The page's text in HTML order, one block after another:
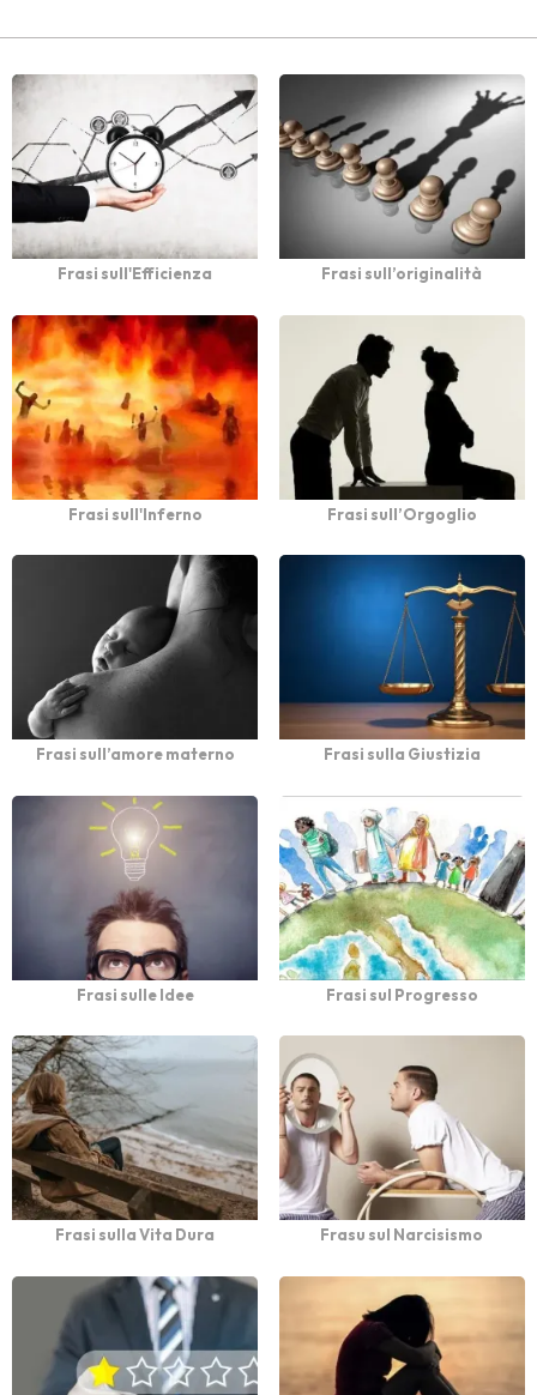
Frasi sull'Efficienza Frasi sull’originalità
Frasi sull'Inferno Frasi sull’Orgoglio
Frasi sull’amore materno Frasi sulla Giustizia
Frasi sulle Idee Frasi sul Progresso
Frasi sulla Vita Dura Frasu sul Narcisismo